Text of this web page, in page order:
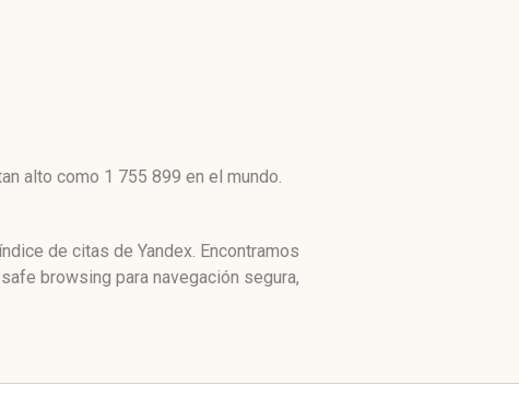
alto como 1 755 899 en el mundo.
de citas de Yandex. Encontramos
browsing para navegación segura,